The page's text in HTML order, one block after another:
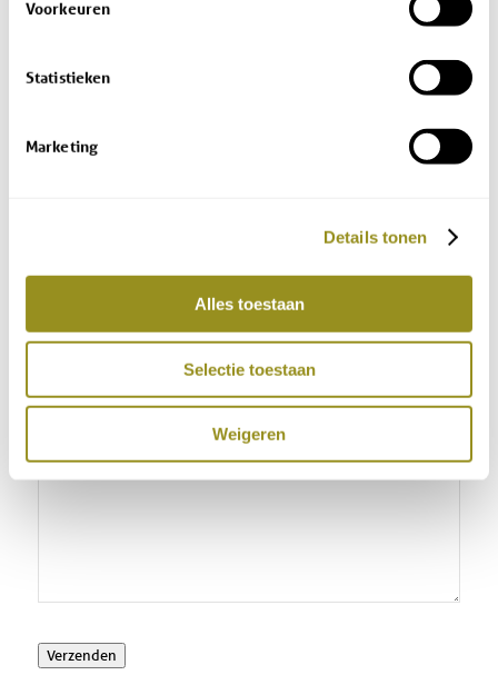
Voorkeuren
Statistieken
Marketing
Details tonen
Alles toestaan
Selectie toestaan
Weigeren
Voornaam:
Telefoon: